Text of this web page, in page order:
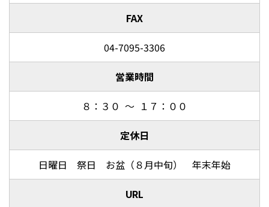
FAX
04-7095-3306
営業時間
８：３０ ～ １７：００
定休日
日曜日 祭日 お盆（８月中旬） 年末年始
URL